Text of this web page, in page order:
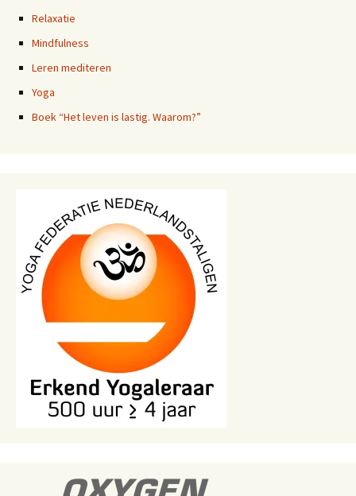
Relaxatie
Mindfulness
Leren mediteren
Yoga
Boek “Het leven is lastig. Waarom?”